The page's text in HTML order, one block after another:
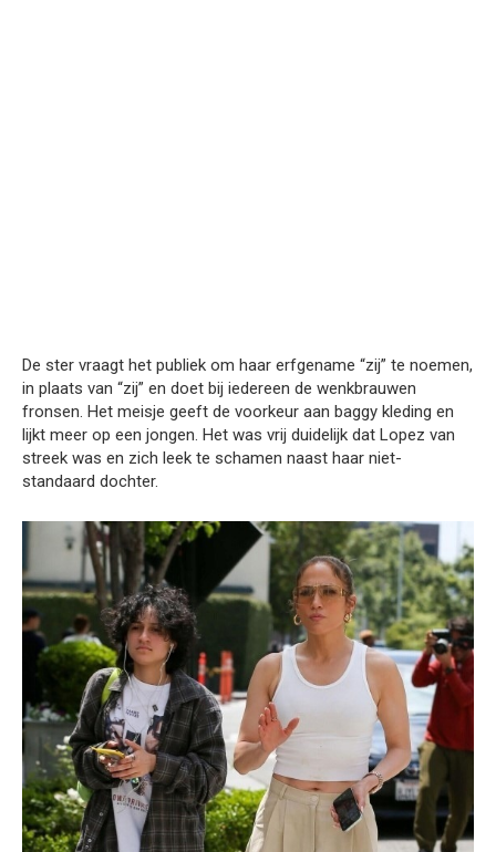
De ster vraagt het publiek om haar erfgename “zij” te noemen,
in plaats van “zij” en doet bij iedereen de wenkbrauwen
fronsen. Het meisje geeft de voorkeur aan baggy kleding en
lijkt meer op een jongen. Het was vrij duidelijk dat Lopez van
streek was en zich leek te schamen naast haar niet-
standaard dochter.